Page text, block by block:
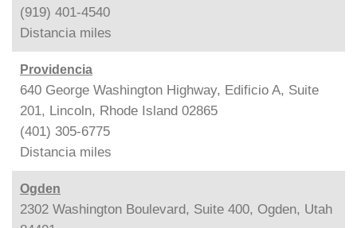
(919) 401-4540
Distancia miles
Providencia
640 George Washington Highway, Edificio A, Suite
201, Lincoln, Rhode Island 02865
(401) 305-6775
Distancia miles
Ogden
2302 Washington Boulevard, Suite 400, Ogden, Utah